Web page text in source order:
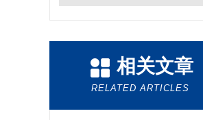
相关文章
RELATED ARTICLES